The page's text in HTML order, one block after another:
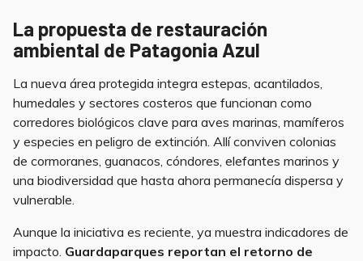
La propuesta de restauración
ambiental de Patagonia Azul
La nueva área protegida integra estepas, acantilados,
humedales y sectores costeros que funcionan como
corredores biológicos clave para aves marinas, mamíferos
y especies en peligro de extinción. Allí conviven colonias
de cormoranes, guanacos, cóndores, elefantes marinos y
una biodiversidad que hasta ahora permanecía dispersa y
vulnerable.
Aunque la iniciativa es reciente, ya muestra indicadores de
impacto. Guardaparques reportan el retorno de